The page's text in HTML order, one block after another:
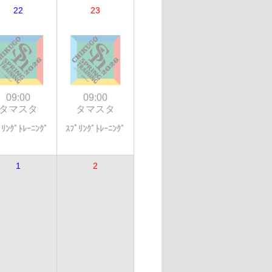
22
09:00
マスタ
ﾝｸﾞﾄﾚｰﾆﾝｸﾞ
23
09:00
タマスタ
ｽﾌﾟﾘﾝｸﾞﾄﾚｰﾆﾝｸﾞ
1 2